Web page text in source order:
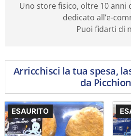
Uno store fisico, oltre 10 anni
dedicato all’e-
Puoi fidarti di
Arricchisci la tua spesa,
da
ESAURITO